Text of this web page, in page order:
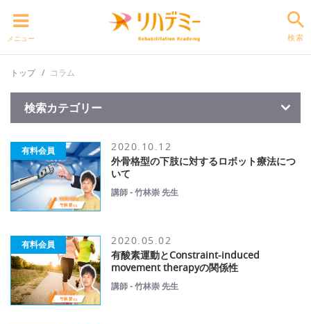
メニュー 検索
トップ コラム
検索カテゴリー
有料会員
2020.10.12
外骨格型の下肢に対するロボット療法につ
いて
講師 - 竹林崇 先生
有料会員
2020.05.02
有酸素運動とConstraint-induced
movement therapyの関係性
講師 - 竹林崇 先生